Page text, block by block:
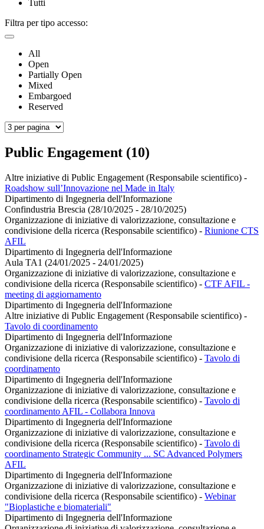
Tutti
Filtra per tipo accesso:
All
Open
Partially Open
Mixed
Embargoed
Reserved
Public Engagement (10)
Altre iniziative di Public Engagement (Responsabile scientifico) -
Roadshow sull’Innovazione nel Made in Italy
Dipartimento di Ingegneria dell'Informazione
Confindustria Brescia (28/10/2025 - 28/10/2025)
Organizzazione di iniziative di valorizzazione, consultazione e
condivisione della ricerca (Responsabile scientifico) - Riunione CTS
AFIL
Dipartimento di Ingegneria dell'Informazione
Aula TA1 (24/01/2025 - 24/01/2025)
Organizzazione di iniziative di valorizzazione, consultazione e
condivisione della ricerca (Responsabile scientifico) - CTF AFIL -
meeting di aggiornamento
Dipartimento di Ingegneria dell'Informazione
Altre iniziative di Public Engagement (Responsabile scientifico) -
Tavolo di coordinamento
Dipartimento di Ingegneria dell'Informazione
Organizzazione di iniziative di valorizzazione, consultazione e
condivisione della ricerca (Responsabile scientifico) - Tavolo di
coordinamento
Dipartimento di Ingegneria dell'Informazione
Organizzazione di iniziative di valorizzazione, consultazione e
condivisione della ricerca (Responsabile scientifico) - Tavolo di
coordinamento AFIL - Collabora Innova
Dipartimento di Ingegneria dell'Informazione
Organizzazione di iniziative di valorizzazione, consultazione e
condivisione della ricerca (Responsabile scientifico) - Tavolo di
coordinamento Strategic Community ... SC Advanced Polymers
AFIL
Dipartimento di Ingegneria dell'Informazione
Organizzazione di iniziative di valorizzazione, consultazione e
condivisione della ricerca (Responsabile scientifico) - Webinar
"Bioplastiche e biomateriali"
Dipartimento di Ingegneria dell'Informazione